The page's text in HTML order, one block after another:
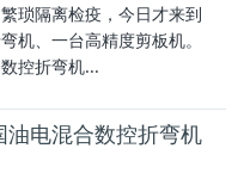
琐隔离检疫，今日才来到
机、一台高精度剪板机。
数控折弯机...
电混合数控折弯机